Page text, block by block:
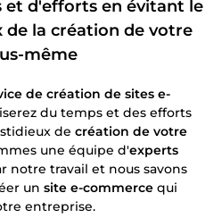
et d'efforts en évitant le
de la création de votre
même
de création de sites e-
du temps et des efforts
de création de votre
une équipe d'experts
notre travail et nous savons
un site e-commerce qui
entreprise.